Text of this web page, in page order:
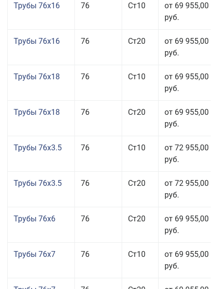
Трубы 76x16 76 Ст10
от 69 955,00
руб.
Трубы 76x16 76 Ст20
от 69 955,00
руб.
Трубы 76x18 76 Ст10
от 69 955,00
руб.
Трубы 76x18 76 Ст20
от 69 955,00
руб.
Трубы 76x3.5 76 Ст10
от 72 955,00
руб.
Трубы 76x3.5 76 Ст20
от 72 955,00
руб.
Трубы 76x6 76 Ст20
от 69 955,00
руб.
Трубы 76x7 76 Ст10
от 69 955,00
руб.